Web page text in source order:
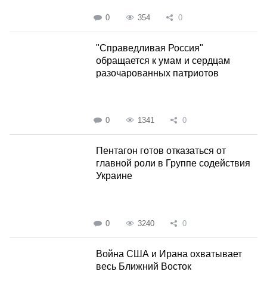
0 354 0
"Справедливая Россия"
обращается к умам и сердцам
разочарованных патриотов
0 1341 0
Пентагон готов отказаться от
главной роли в Группе содействия
Украине
0 3240 0
Война США и Ирана охватывает
весь Ближний Восток